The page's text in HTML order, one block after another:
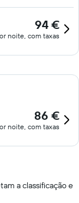
94 €
noite, com taxas
86 €
noite, com taxas
a classificação e